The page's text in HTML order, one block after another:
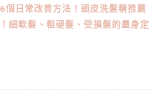
個日常改善方法！頭皮洗髮精推薦
細軟髮、粗硬髮、受損髮的量身定